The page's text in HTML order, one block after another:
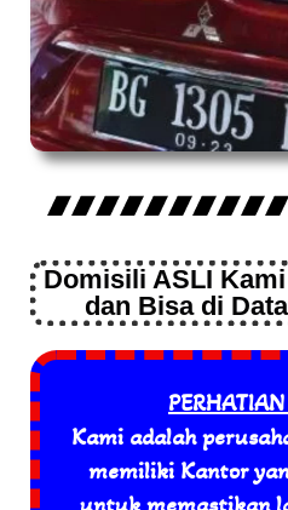
Domisili ASLI
dan Bisa di
Kami adalah
memiliki Kantor